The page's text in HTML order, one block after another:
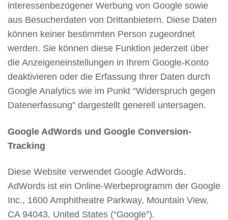
interessenbezogener Werbung von Google sowie
aus Besucherdaten von Drittanbietern. Diese Daten
können keiner bestimmten Person zugeordnet
werden. Sie können diese Funktion jederzeit über
die Anzeigeneinstellungen in Ihrem Google-Konto
deaktivieren oder die Erfassung Ihrer Daten durch
Google Analytics wie im Punkt “Widerspruch gegen
Datenerfassung” dargestellt generell untersagen.
Google AdWords und Google Conversion-
Tracking
Diese Website verwendet Google AdWords.
AdWords ist ein Online-Werbeprogramm der Google
Inc., 1600 Amphitheatre Parkway, Mountain View,
CA 94043, United States (“Google”).